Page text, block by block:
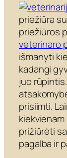
priežiūra
priežiūros
veterinaro
išmanyti
kadangi
juo
prisiimti.
prižiūrėti
pagalba ir